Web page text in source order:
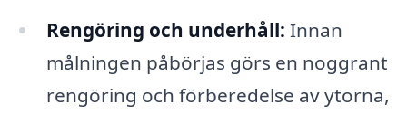
Rengöring och underhåll: Innan
målningen påbörjas görs en noggrant
rengöring och förberedelse av ytorna,